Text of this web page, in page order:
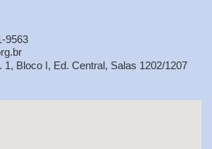
9563
1, Bloco I, Ed. Central, Salas 1202/1207